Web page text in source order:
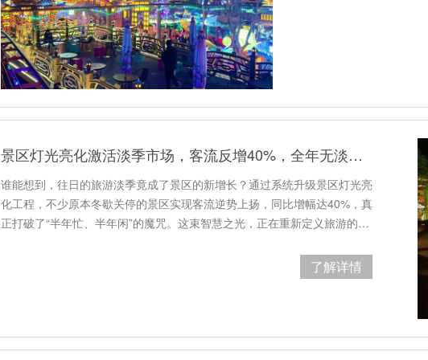
景区灯光亮化激活淡季市场，客流反增40%，全年无淡季！
谁能想到，往日的旅游淡季竟成了景区的新增长？通过系统升级景区灯光亮
化工程，不少原本冬歇关停的景区实现客流逆势上扬，同比增幅达40%，真
正打破了“半年忙、半年闲”的魔咒。这束智慧之光，正在重新定义旅游的…
了解详情